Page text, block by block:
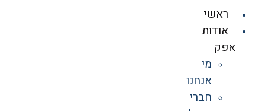
ראשי
אודות
אפק
מי
אנחנו
חברי